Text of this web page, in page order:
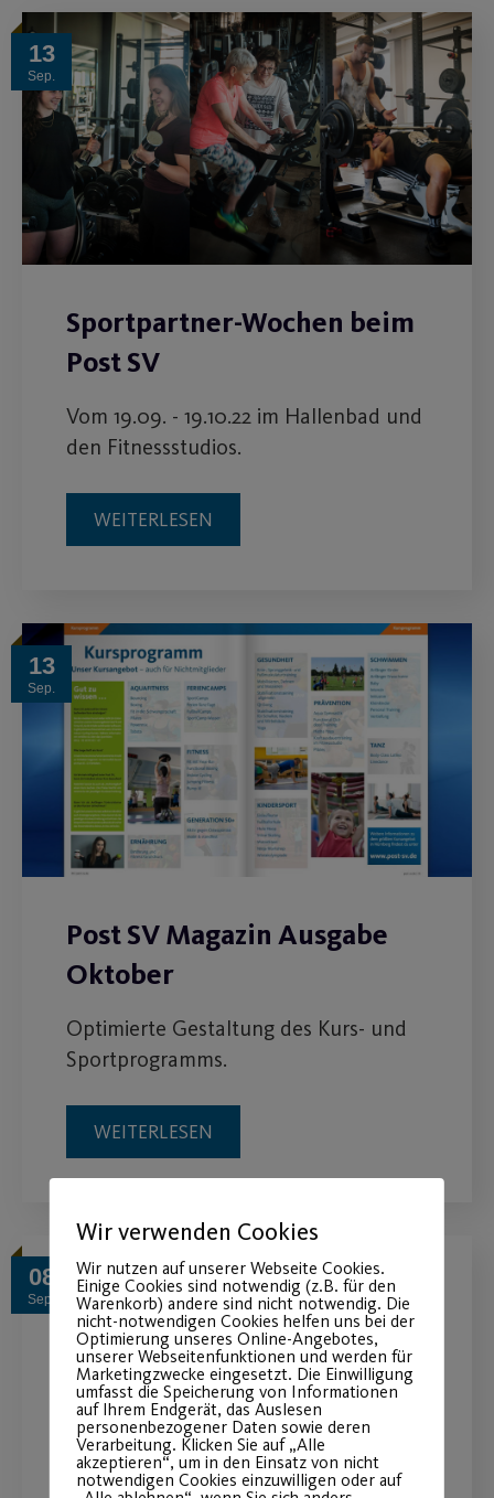
13
Sep.
Sportpartner-Wochen beim
Post SV
Vom 19.09. - 19.10.22 im Hallenbad und
den Fitnessstudios.
WEITERLESEN
13
Sep.
Post SV Magazin Ausgabe
Oktober
Optimierte Gestaltung des Kurs- und
Sportprogramms.
WEITERLESEN
08
Sep.
Wir verwenden Cookies
Wir nutzen auf unserer Webseite Cookies.
Einige Cookies sind notwendig (z.B. für den
Warenkorb) andere sind nicht notwendig. Die
nicht-notwendigen Cookies helfen uns bei der
Optimierung unseres Online-Angebotes,
unserer Webseitenfunktionen und werden für
Marketingzwecke eingesetzt. Die Einwilligung
umfasst die Speicherung von Informationen
auf Ihrem Endgerät, das Auslesen
personenbezogener Daten sowie deren
Verarbeitung. Klicken Sie auf „Alle
akzeptieren“, um in den Einsatz von nicht
notwendigen Cookies einzuwilligen oder auf